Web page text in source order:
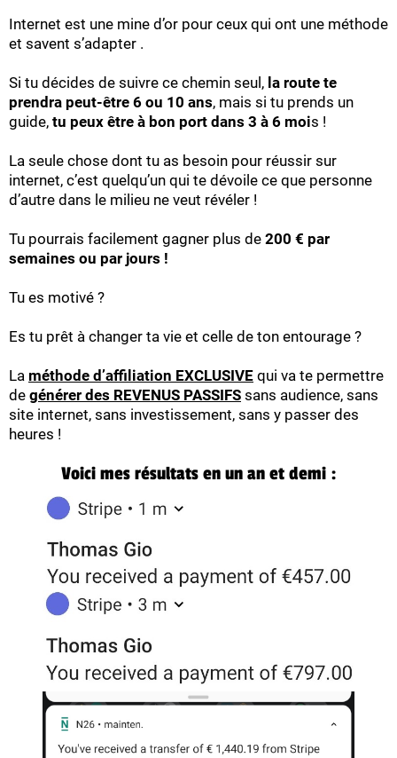
Internet est une mine d’or pour ceux qui ont une méthode
et savent s’adapter .
Si tu décides de suivre ce chemin seul, la route te
prendra peut-être 6 ou 10 ans, mais si tu prends un
guide, tu peux être à bon port dans 3 à 6 mois !
La seule chose dont tu as besoin pour réussir sur
internet, c’est quelqu’un qui te dévoile ce que personne
d’autre dans le milieu ne veut révéler !
Tu pourrais facilement gagner plus de 200 € par
semaines ou par jours !
Tu es motivé ?
Es tu prêt à changer ta vie et celle de ton entourage ?
La méthode d’affiliation EXCLUSIVE qui va te permettre
de générer des REVENUS PASSIFS sans audience, sans
site internet, sans investissement, sans y passer des
heures !
Voici mes résultats en un an et demi :